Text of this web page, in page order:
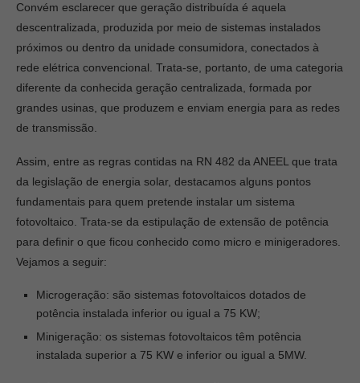
Convém esclarecer que geração distribuída é aquela
descentralizada, produzida por meio de sistemas instalados
próximos ou dentro da unidade consumidora, conectados à
rede elétrica convencional. Trata-se, portanto, de uma categoria
diferente da conhecida geração centralizada, formada por
grandes usinas, que produzem e enviam energia para as redes
de transmissão.
Assim, entre as regras contidas na RN 482 da ANEEL que trata
da legislação de energia solar, destacamos alguns pontos
fundamentais para quem pretende instalar um sistema
fotovoltaico. Trata-se da estipulação de extensão de potência
para definir o que ficou conhecido como micro e minigeradores.
Vejamos a seguir:
Microgeração: são sistemas fotovoltaicos dotados de
potência instalada inferior ou igual a 75 KW;
Minigeração: os sistemas fotovoltaicos têm potência
instalada superior a 75 KW e inferior ou igual a 5MW.